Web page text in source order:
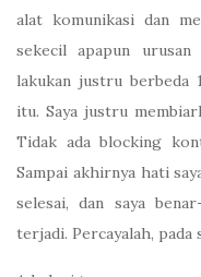
alat komunikasi dan
sekecil apapun
lakukan justru berbeda
itu. Saya justru
Tidak ada blocking
Sampai akhirnya hati
selesai, dan saya
terjadi. Percayalah,